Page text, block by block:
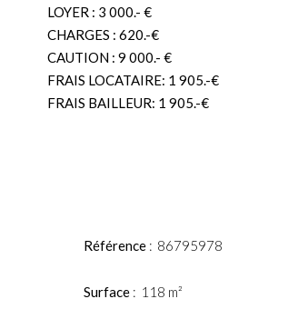
LOYER : 3 000.- €
CHARGES : 620.-€
CAUTION : 9 000.- €
FRAIS LOCATAIRE: 1 905.-€
FRAIS BAILLEUR: 1 905.-€
Référence 86795978
Surface 118 m²